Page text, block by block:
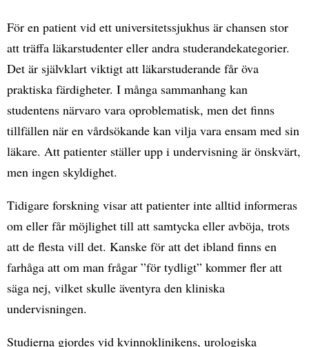
För en patient vid ett universitetssjukhus är chansen stor
att träffa läkarstudenter eller andra studerandekategorier.
Det är självklart viktigt att läkarstuderande får öva
praktiska färdigheter. I många sammanhang kan
studentens närvaro vara oproblematisk, men det finns
tillfällen när en vårdsökande kan vilja vara ensam med sin
läkare. Att patienter ställer upp i undervisning är önskvärt,
men ingen skyldighet.
Tidigare forskning visar att patienter inte alltid informeras
om eller får möjlighet till att samtycka eller avböja, trots
att de flesta vill det. Kanske för att det ibland finns en
farhåga att om man frågar ”för tydligt” kommer fler att
säga nej, vilket skulle äventyra den kliniska
undervisningen.
Studierna gjordes vid kvinnoklinikens, urologiska